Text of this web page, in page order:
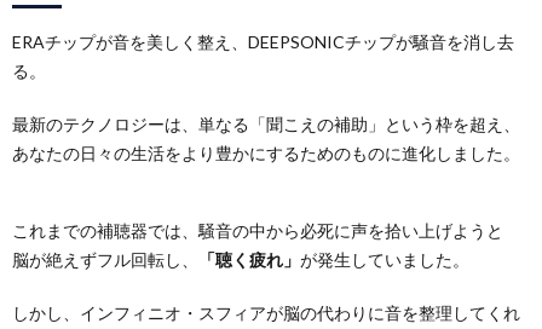
ERAチップが音を美しく整え、DEEPSONICチップが騒音を消し去
る。
最新のテクノロジーは、単なる「聞こえの補助」という枠を超え、
あなたの日々の生活をより豊かにするためのものに進化しました。
これまでの補聴器では、騒音の中から必死に声を拾い上げようと
脳が絶えずフル回転し、
「聴く疲れ」 が発生していました。
しかし、インフィニオ・スフィアが脳の代わりに音を整理してくれ